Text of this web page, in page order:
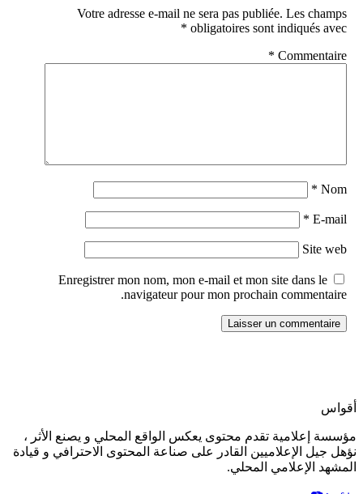
Votre adresse e-mail ne sera pas publiée. Les champs
obligatoires sont indiqués avec
*
Commentaire
*
Nom
*
E-mail
*
Site web
Enregistrer mon nom, mon e-mail et mon site dans le
navigateur pour mon prochain commentaire.
أقواس
مؤسسة إعلامية تقدم محتوى يعكس الواقع المحلي و يصنع الأثر ،
نؤهل جيل الإعلاميين القادر على صناعة المحتوى الاحترافي و قيادة
المشهد الإعلامي المحلي.